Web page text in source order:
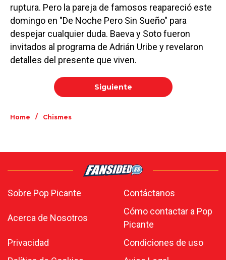
ruptura. Pero la pareja de famosos reapareció este
domingo en "De Noche Pero Sin Sueño" para
despejar cualquier duda. Baeva y Soto fueron
invitados al programa de Adrián Uribe y revelaron
detalles del presente que viven.
Siguiente
Home / Chismes
Sobre Pop Picante Contáctanos
Acerca de Nosotros
Cómo contactar a Pop
Picante
Privacidad
Condiciones de uso